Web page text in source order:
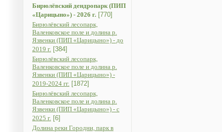
Бирюлёвский дендропарк (ПИП
«Царицыно») - 2026 г. [770]
Бирюлёвский лесопарк,
Валенковское поле и долина р.
Язвенки (ПИП «Царицыно») - до
2019 г. [384]
Бирюлёвский лесопарк,
Валенковское поле и долина р.
Язвенки (ПИП «Царицыно») -
2019-2024 гг. [1872]
Бирюлёвский лесопарк,
Валенковское поле и долина р.
Язвенки (ПИП «Царицыно») - с
2025 г. [6]
Долина реки Городни, парк в